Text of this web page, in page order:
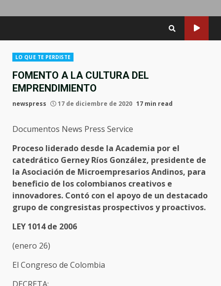
LO QUE TE PERDISTE
FOMENTO A LA CULTURA DEL
EMPRENDIMIENTO
newspress 17 de diciembre de 2020 17 min read
Documentos News Press Service
Proceso liderado desde la Academia por el
catedrático Gerney Ríos González, presidente de
la Asociación de Microempresarios Andinos, para
beneficio de los colombianos creativos e
innovadores. Contó con el apoyo de un destacado
grupo de congresistas prospectivos y proactivos.
LEY 1014 de 2006
(enero 26)
El Congreso de Colombia